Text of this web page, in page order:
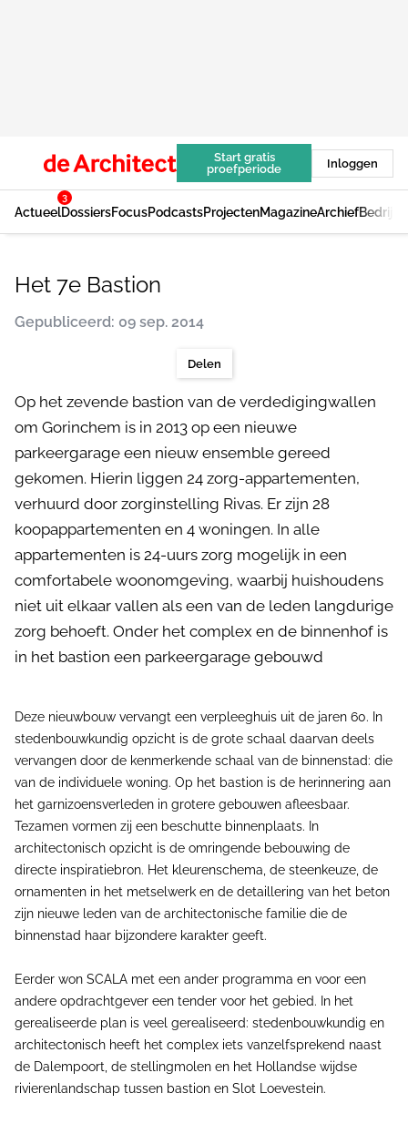
Start gratis
proefperiode
Inloggen
Actueel
3
DossiersFocusPodcastsProjectenMagazineArchief
Het 7e Bastion
Gepubliceerd: 09 sep. 2014
Delen
Op het zevende bastion van de verdedigingwallen
om Gorinchem is in 2013 op een nieuwe
parkeergarage een nieuw ensemble gereed
gekomen. Hierin liggen 24 zorg-appartementen,
verhuurd door zorginstelling Rivas. Er zijn 28
koopappartementen en 4 woningen. In alle
appartementen is 24-uurs zorg mogelijk in een
comfortabele woonomgeving, waarbij huishoudens
niet uit elkaar vallen als een van de leden langdurige
zorg behoeft. Onder het complex en de binnenhof is
in het bastion een parkeergarage gebouwd
Deze nieuwbouw vervangt een verpleeghuis uit de jaren 60. In
stedenbouwkundig opzicht is de grote schaal daarvan deels
vervangen door de kenmerkende schaal van de binnenstad: die
van de individuele woning. Op het bastion is de herinnering aan
het garnizoensverleden in grotere gebouwen afleesbaar.
Tezamen vormen zij een beschutte binnenplaats. In
architectonisch opzicht is de omringende bebouwing de
directe inspiratiebron. Het kleurenschema, de steenkeuze, de
ornamenten in het metselwerk en de detaillering van het beton
zijn nieuwe leden van de architectonische familie die de
binnenstad haar bijzondere karakter geeft.
Eerder won SCALA met een ander programma en voor een
andere opdrachtgever een tender voor het gebied. In het
gerealiseerde plan is veel gerealiseerd: stedenbouwkundig en
architectonisch heeft het complex iets vanzelfsprekend naast
de Dalempoort, de stellingmolen en het Hollandse wijdse
rivierenlandschap tussen bastion en Slot Loevestein.